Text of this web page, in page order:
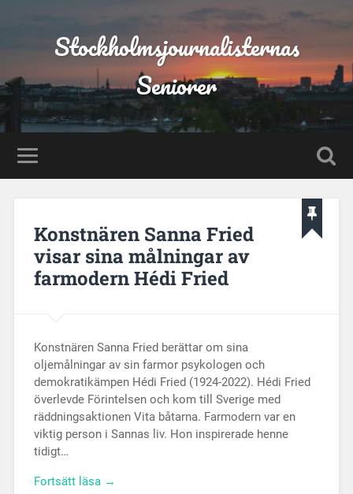
Stockholmsjournalisternas
Seniorer
Konstnären Sanna Fried
visar sina målningar av
farmodern Hédi Fried
Konstnären Sanna Fried berättar om sina
oljemålningar av sin farmor psykologen och
demokratikämpen Hédi Fried (1924-2022). Hédi Fried
överlevde Förintelsen och kom till Sverige med
räddningsaktionen Vita båtarna. Farmodern var en
viktig person i Sannas liv. Hon inspirerade henne
tidigt…
Fortsätt läsa →